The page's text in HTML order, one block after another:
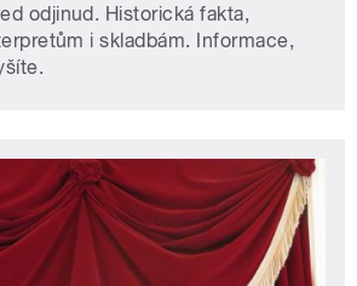
odjinud. Historická fakta,
i skladbám. Informace,